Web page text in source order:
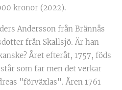
kronor (2022).
Andersson från Brännås
från Skallsjö. Är han
Året efteråt, 1757, föds
som far men det verkar
"förväxlas". Åren 1761